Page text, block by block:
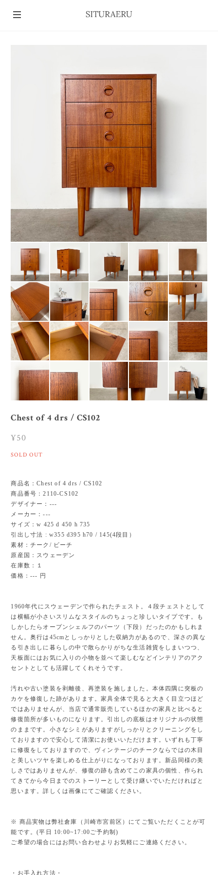
Chest of 4 drs / CS102
¥50
SOLD OUT
商品名：Chest of 4 drs / CS102
商品番号：2110-CS102
デザイナー：---
メーカー：---
サイズ：w 425 d 450 h 735
引出し寸法 : w355 d395 h70 / 145(4段目）
素材：チーク/ ビーチ
原産国：スウェーデン
在庫数：１
価格：--- 円
1960年代にスウェーデンで作られたチェスト。４段チェストとして
は横幅が小さいスリムなスタイルのちょっと珍しいタイプです。も
しかしたらオープンシェルフのパーツ（下段）だったのかもしれま
せん。奥行は45cmとしっかりとした収納力があるので、深さの異な
る引き出しに暮らしの中で散らかりがちな生活雑貨をしまいつつ、
天板面にはお気に入りの小物を並べて楽しむなどインテリアのアク
セントとしても活躍してくれそうです。
汚れや古い塗装を剥離後、再塗装を施しました。本体四隅に突板の
カケを修復した跡があります。家具全体で見ると大きく目立つほど
ではありませんが、当店で通常販売しているほかの家具と比べると
修復箇所が多いものになります。引出しの底板はオリジナルの状態
のままです。小さなシミがありますがしっかりとクリーニングをし
ておりますので安心して清潔にお使いいただけます。いずれも丁寧
に修復をしておりますので、ヴィンテージのチークならではの木目
と美しいツヤを楽しめる仕上がりになっております。新品同様の美
しさではありませんが、修復の跡も含めてこの家具の個性、作られ
てきてから今日までのストーリーとして受け継いでいただければと
思います。詳しくは画像にてご確認ください。
※ 商品実物は弊社倉庫（川崎市宮前区）にてご覧いただくことが可
能です。(平日 10:00~17:00ご予約制)
ご希望の場合にはお問い合わせよりお気軽にご連絡ください。
・お手入れ方法・